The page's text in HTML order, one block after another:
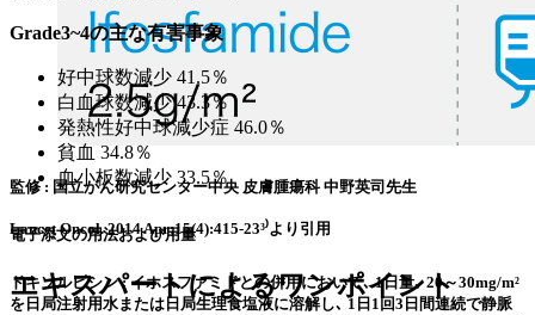
Grade3~4の主な有害事象
好中球数減少 41.5％
白血球数減少 43.3％
発熱性好中球減少症 46.0％
貧血 34.8％
血小板数減少 33.5％
Lancet Oncol. 2014 Apr;15(4):415-23³⁾より引用
エキスパートによるワンポイント
監修 : 国立がん研究センター中央 皮膚腫瘍科 中野英司先生
電子添文の用法および用量
ドキソルビシン : イホスファミドとの併用において､ 1日量､ 20～30mg/m²
を日局注射用水または日局生理食塩液に溶解し､ 1日1回3日間連続で静脈